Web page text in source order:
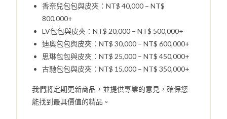
香奈兒包包與皮夾：NT$ 40,000 – NT$
800,000+
LV包包與皮夾：NT$ 20,000 – NT$ 500,000+
迪奧包包與皮夾：NT$ 30,000 – NT$ 600,000+
思琳包包與皮夾：NT$ 25,000 – NT$ 450,000+
古馳包包與皮夾：NT$ 15,000 – NT$ 350,000+
我們將定期更新商品，並提供專業的意見，確保您
能找到最具價值的精品。